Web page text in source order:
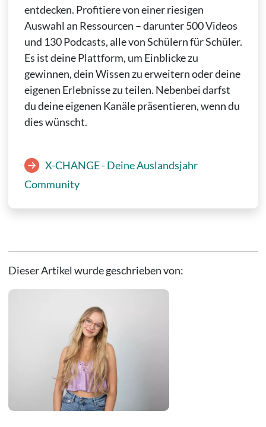
entdecken. Profitiere von einer riesigen
Auswahl an Ressourcen – darunter 500 Videos
und 130 Podcasts, alle von Schülern für Schüler.
Es ist deine Plattform, um Einblicke zu
gewinnen, dein Wissen zu erweitern oder deine
eigenen Erlebnisse zu teilen. Nebenbei darfst
du deine eigenen Kanäle präsentieren, wenn du
dies wünscht.
X-CHANGE - Deine Auslandsjahr
Community
Dieser Artikel wurde geschrieben von: